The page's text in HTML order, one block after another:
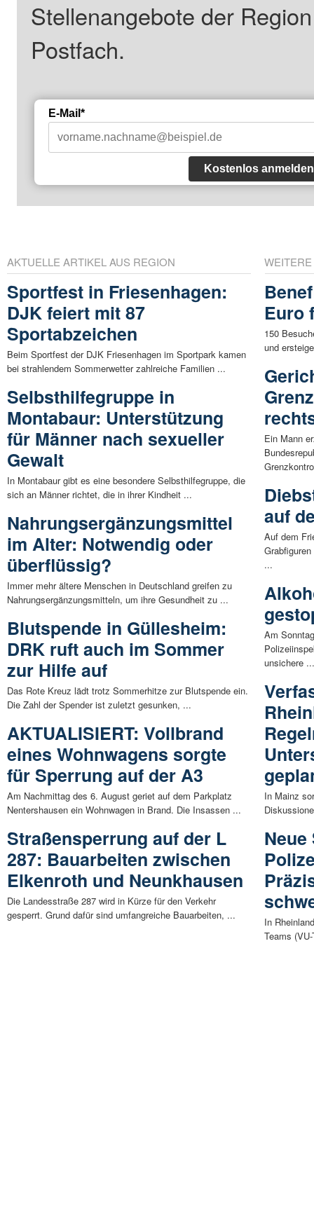
Stellenangebote der
Postfach.
E-Mail*
Kostenlos anmelden
AKTUELLE ARTIKEL AUS REGION
Sportfest in Friesenhagen:
DJK feiert mit 87
Sportabzeichen
Beim Sportfest der DJK Friesenhagen im Sportpark kamen
bei strahlendem Sommerwetter zahlreiche Familien ...
Selbsthilfegruppe in
Montabaur: Unterstützung
für Männer nach sexueller
Gewalt
In Montabaur gibt es eine besondere Selbsthilfegruppe, die
sich an Männer richtet, die in ihrer Kindheit ...
Nahrungsergänzungsmittel
im Alter: Notwendig oder
überflüssig?
Immer mehr ältere Menschen in Deutschland greifen zu
Nahrungsergänzungsmitteln, um ihre Gesundheit zu ...
Blutspende in Güllesheim:
DRK ruft auch im Sommer
zur Hilfe auf
Das Rote Kreuz lädt trotz Sommerhitze zur Blutspende ein.
Die Zahl der Spender ist zuletzt gesunken, ...
AKTUALISIERT: Vollbrand
eines Wohnwagens sorgte
für Sperrung auf der A3
Am Nachmittag des 6. August geriet auf dem Parkplatz
Nentershausen ein Wohnwagen in Brand. Die Insassen ...
Straßensperrung auf der L
287: Bauarbeiten zwischen
Elkenroth und Neunkhausen
Die Landesstraße 287 wird in Kürze für den Verkehr
gesperrt. Grund dafür sind umfangreiche Bauarbeiten, ...
Euro
150
und
Ein Mann
auf
Auf dem
...
Am
unsichere
In Mainz
In
Teams